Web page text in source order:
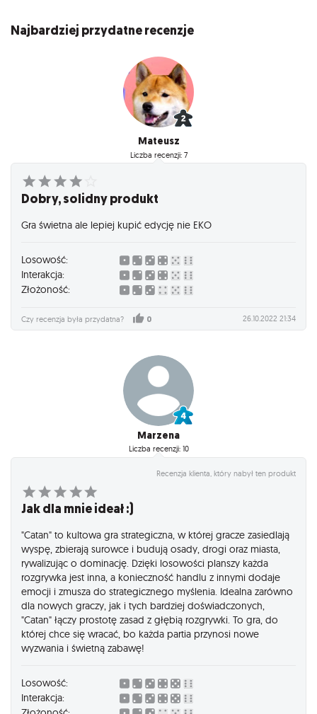
Najbardziej przydatne recenzje
Mateusz
Liczba recenzji: 7
Dobry, solidny produkt
Gra świetna ale lepiej kupić edycję nie EKO
Losowość:
Interakcja:
Złożoność:
Czy recenzja była przydatna? 0 26.10.2022 21:34
Marzena
Liczba recenzji: 10
Recenzja klienta, który nabył ten produkt
Jak dla mnie ideał :)
"Catan" to kultowa gra strategiczna, w której gracze zasiedlają
wyspę, zbierają surowce i budują osady, drogi oraz miasta,
rywalizując o dominację. Dzięki losowości planszy każda
rozgrywka jest inna, a konieczność handlu z innymi dodaje
emocji i zmusza do strategicznego myślenia. Idealna zarówno
dla nowych graczy, jak i tych bardziej doświadczonych,
"Catan" łączy prostotę zasad z głębią rozgrywki. To gra, do
której chce się wracać, bo każda partia przynosi nowe
wyzwania i świetną zabawę!
Losowość:
Interakcja: